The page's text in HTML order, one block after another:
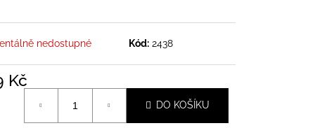
nedostupné Kód: 2438
Kč
DO KOŠÍKU